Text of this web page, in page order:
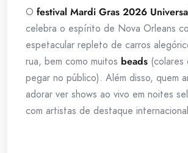
O festival Mardi Gras 2026
celebra o espírito de Nova Orleans
espetacular repleto de carros
rua, bem como muitos beads (colares
pegar no público). Além disso, quem
adorar ver shows ao vivo em noites
com artistas de destaque